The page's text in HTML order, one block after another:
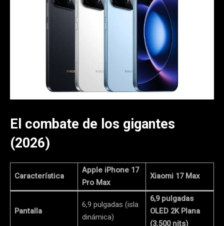
El combate de los gigantes
(2026)
Característica
Apple iPhone 17
Pro Max
Xiaomi 17 Max
Pantalla
6,9 pulgadas (isla
dinámica)
6,9 pulgadas
OLED 2K Plana
(3.500 nits)